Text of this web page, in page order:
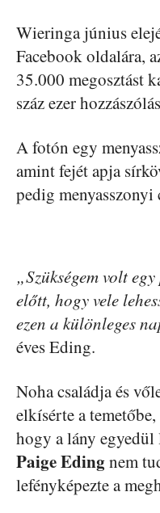
Wieringa június
Facebook oldalára,
35.000 megosztást
száz ezer
A fotón egy
amint fejét apja
pedig menyasszonyi
„Szükségem volt
előtt, hogy vele
ezen a különleges
éves Eding.
Noha családja és
elkísérte a
hogy a lány egyedül
Paige Edingnem
lefényképezte a